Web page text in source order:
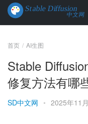
首页 AI生图
Stable
修复方法有哪
SD中文网 • 2025年11